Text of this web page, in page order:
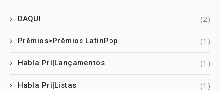
DAQUI (2)
Prêmios>Prêmios LatinPop (1)
Habla Pri|Lançamentos (1)
Habla Pri|Listas (1)